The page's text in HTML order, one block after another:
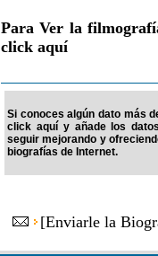
Para Ver la
click aquí
Si conoces algún dato más
click aquí y añade los
seguir mejorando y
biografías de Internet.
[Enviarle la